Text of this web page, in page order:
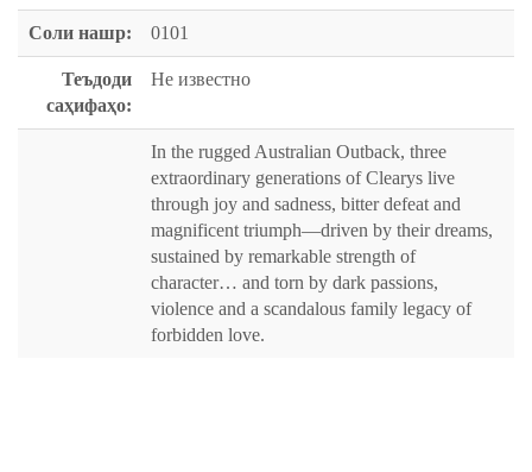
Соли нашр: 0101
Теъдоди
саҳифаҳо:
Не известно
In the rugged Australian Outback, three
extraordinary generations of Clearys live
through joy and sadness, bitter defeat and
magnificent triumph—driven by their dreams,
sustained by remarkable strength of
character… and torn by dark passions,
violence and a scandalous family legacy of
forbidden love.